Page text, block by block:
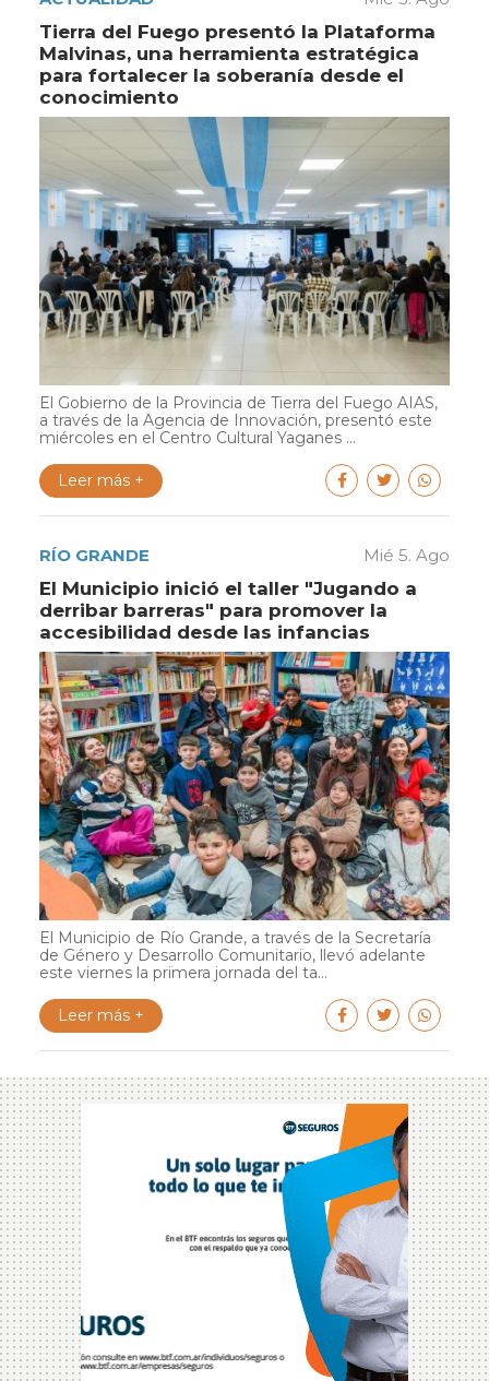
Tierra del Fuego presentó la Plataforma
Malvinas, una herramienta estratégica
para fortalecer la soberanía desde el
conocimiento
El Gobierno de la Provincia de Tierra del Fuego AIAS,
a través de la Agencia de Innovación, presentó este
miércoles en el Centro Cultural Yaganes ...
Leer más +
RÍO GRANDE Mié 5. Ago
El Municipio inició el taller "Jugando a
derribar barreras" para promover la
accesibilidad desde las infancias
El Municipio de Río Grande, a través de la Secretaría
de Género y Desarrollo Comunitario, llevó adelante
este viernes la primera jornada del ta...
Leer más +